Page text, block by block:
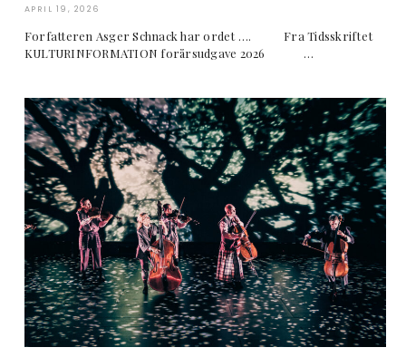
APRIL 19, 2026
Forfatteren Asger Schnack har ordet …. Fra Tidsskriftet
KULTURINFORMATION forårsudgave 2026 …